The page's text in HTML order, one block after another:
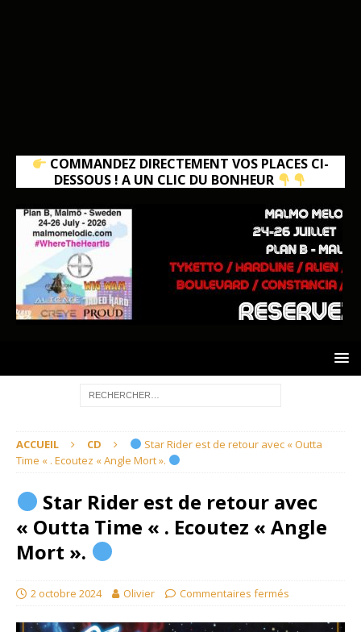
COMMANDEZ DIRECTEMENT VOS PLACES CI-
DESSOUS ! A UN CLIC DU BONHEUR
ACCUEIL CD
Star Rider est de retour avec « Outta
Time « . Ecoutez « Angle Mort ».
Star Rider est de retour avec
« Outta Time « . Ecoutez « Angle
Mort ».
2 octobre 2024 Olivier Commentaires fermés